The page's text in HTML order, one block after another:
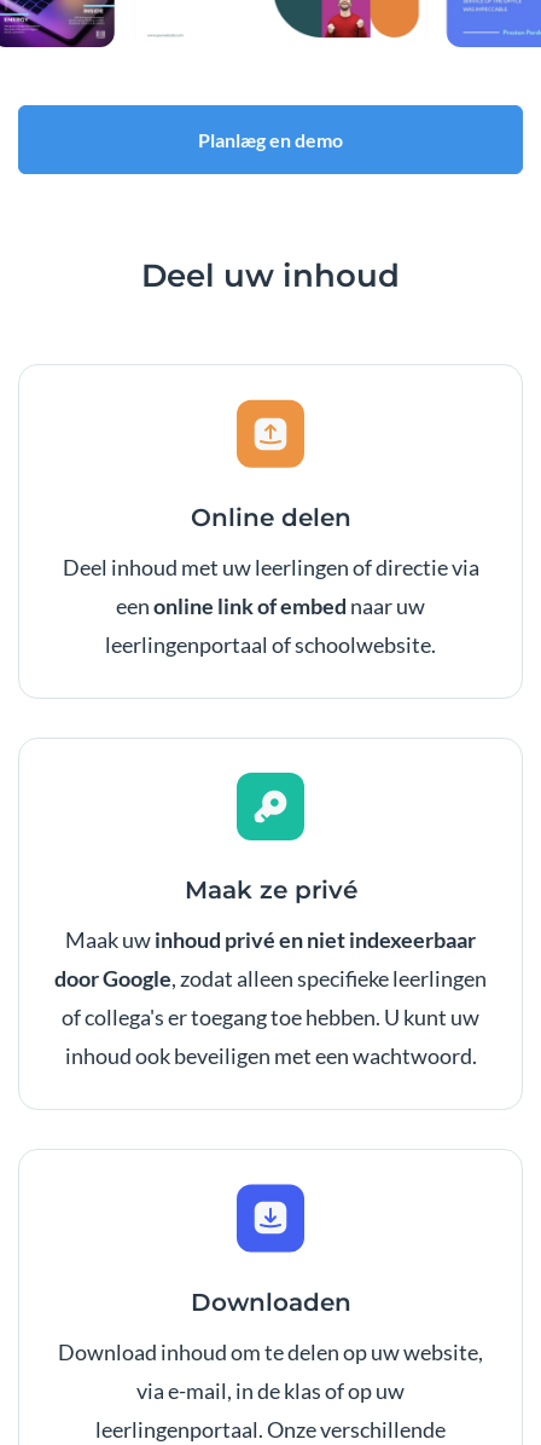
Planlæg en demo
Deel uw inhoud
Online delen
Deel inhoud met uw leerlingen of directie via
eenonline link of embed naar uw
leerlingenportaal of schoolwebsite.
Maak ze privé
Maak uwinhoud privé en niet indexeerbaar
door Google, zodat alleen specifieke leerlingen
of collega's er toegang toe hebben. U kunt uw
inhoud ook beveiligen met een wachtwoord.
Downloaden
Download inhoud om te delen op uw website,
via e-mail, in de klas of op uw
leerlingenportaal. Onze verschillende